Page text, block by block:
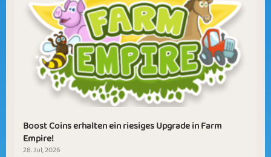
Boost Coins erhalten ein riesiges Upgrade in Farm
Empire!
28. Jul, 2026